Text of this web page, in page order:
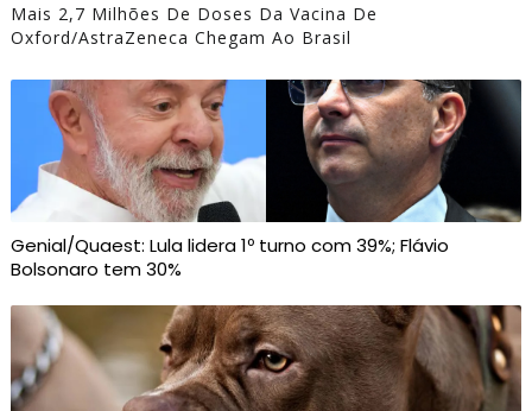
Mais 2,7 Milhões De Doses Da Vacina De
Oxford/AstraZeneca Chegam Ao Brasil
Genial/Quaest: Lula lidera 1º turno com 39%; Flávio
Bolsonaro tem 30%